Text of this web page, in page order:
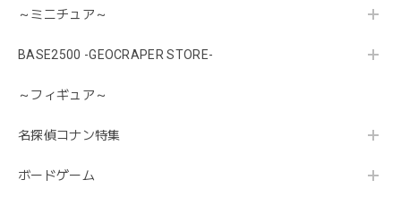
～ミニチュア～
BASE2500 -GEOCRAPER STORE-
～フィギュア～
名探偵コナン特集
ボードゲーム